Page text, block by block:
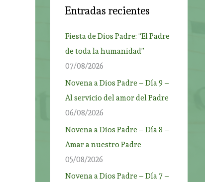
Entradas recientes
Fiesta de Dios Padre: “El Padre
de toda la humanidad”
07/08/2026
Novena a Dios Padre – Día 9 –
Al servicio del amor del Padre
06/08/2026
Novena a Dios Padre – Día 8 –
Amar a nuestro Padre
05/08/2026
Novena a Dios Padre – Día 7 –